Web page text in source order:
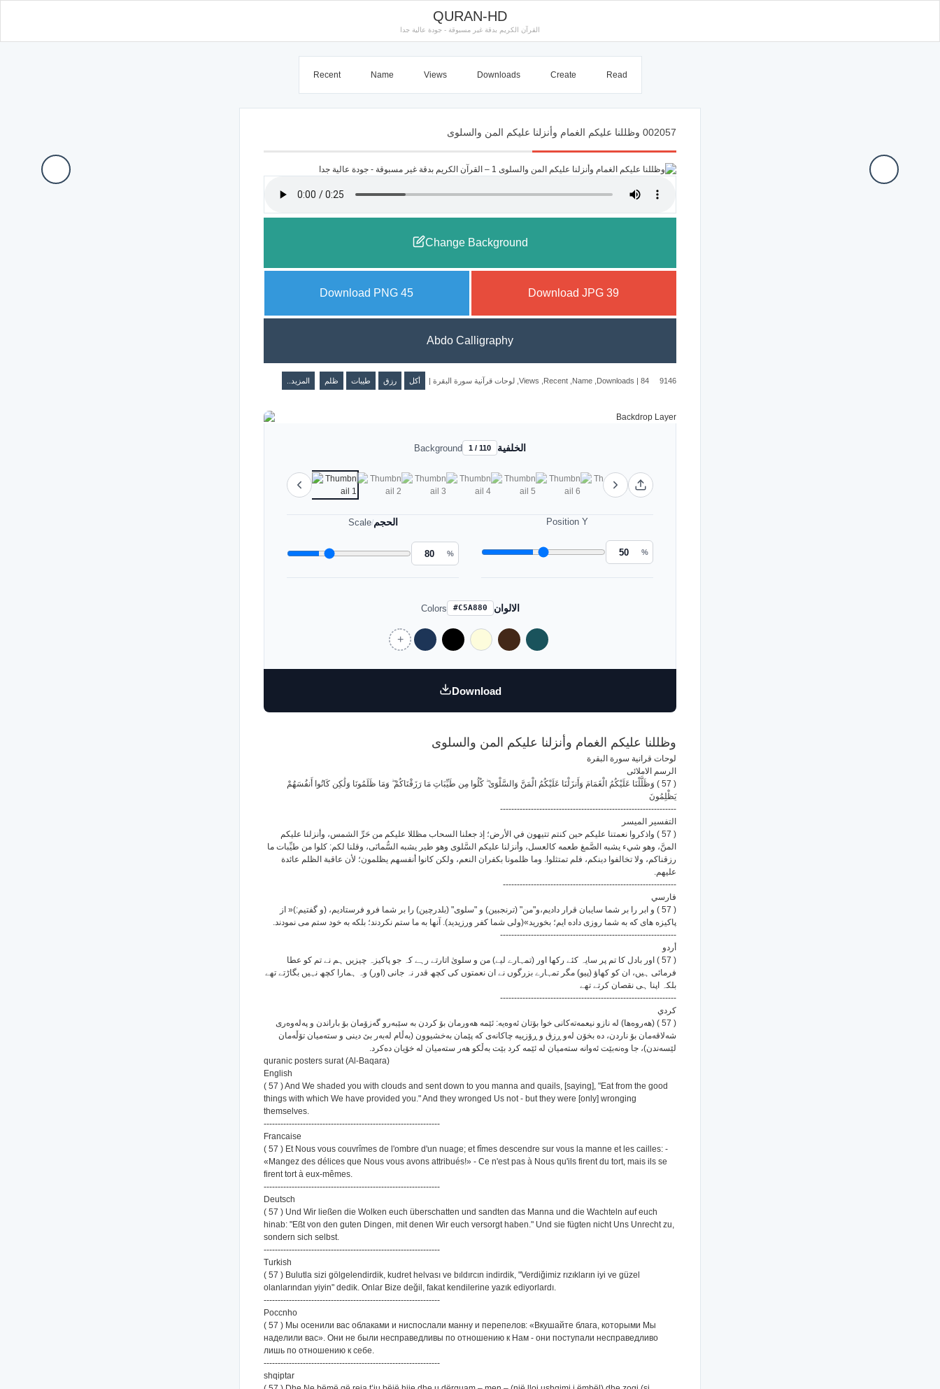
QURAN-HD
القرآن الكريم بدقة غير مسبوقة - جودة عالية جدا
Recent Name Views Downloads Create Read
002057 وظللنا عليكم الغمام وأنزلنا عليكم المن والسلوى
Change Background
Download JPG 39
Download PNG 45
Abdo Calligraphy
9146
|
Downloads
Name
Recent
Views لوحات قرآنية سورة البقرة | أكل رزق طيبات ظلم المزيد..
Background 1 / 110 الخلفية
Scale/الحجم
%
Position Y
%
Colors #C5A880 الالوان
Download
وظللنا عليكم الغمام وأنزلنا عليكم المن والسلوى
لوحات قرانية سورة البقرة
الرسم الاملائى
( 57 ) وَظَلَّلْنَا عَلَيْكُمُ الْغَمَامَ وَأَنزَلْنَا عَلَيْكُمُ الْمَنَّ وَالسَّلْوَىٰ ۖ كُلُوا مِن طَيِّبَاتِ مَا رَزَقْنَاكُمْ ۖ وَمَا ظَلَمُونَا وَلَٰكِن كَانُوا أَنفُسَهُمْ
يَظْلِمُونَ
---------------------------------------------------------------
التفسير الميسر
( 57 ) واذكروا نعمتنا عليكم حين كنتم تتيهون في الأرض؛ إذ جعلنا السحاب مظللا عليكم من حَرِّ الشمس، وأنزلنا عليكم
المنَّ، وهو شيء يشبه الصَّمغ طعمه كالعسل، وأنزلنا عليكم السَّلوى وهو طير يشبه السُّمانَى، وقلنا لكم: كلوا من طيِّبات ما
رزقناكم، ولا تخالفوا دينكم، فلم تمتثلوا. وما ظلمونا بكفران النعم، ولكن كانوا أنفسهم يظلمون؛ لأن عاقبة الظلم عائدة
عليهم.
--------------------------------------------------------------
فارسي
( 57 ) و ابر را بر شما سایبان قرار دادیم،و"من" (ترنجبین) و "سلوی" (بلدرچین) را بر شما فرو فرستادیم، (و گفتیم:)« از
پاکیزه های که به شما روزی داده ایم؛ بخورید»(ولی شما کفر ورزیدید). آنها به ما ستم نکردند؛ بلکه به خود ستم می نمودند.
---------------------------------------------------------------
أردو
( 57 ) اور بادل کا تم پر سایہ کئے رکھا اور (تمہارے لیے) من و سلویٰ اتارتے رہے کہ جو پاکیزہ چیزیں ہم نے تم کو عطا
فرمائی ہیں، ان کو کھاؤ (پیو) مگر تمہارے بزرگوں نے ان نعمتوں کی کچھ قدر نہ جانی (اور) وہ ہمارا کچھ نہیں بگاڑتے تھے
بلکہ اپنا ہی نقصان کرتے تھے
---------------------------------------------------------------
كردي
( 57 ) (هه‌روه‌ها) له نازو نیعمه‌ته‌كانی خوا بۆتان ئه‌وه‌یه‌: ئێمه هه‌ورمان بۆ كردن به سێبه‌رو گه‌زۆمان بۆ باراندن و په‌له‌وه‌ری
شه‌لاقه‌مان بۆ ناردن، ده بخۆن له‌و ڕزق و ڕۆزییه چاكانه‌ی كه پێمان به‌خشیوون (به‌ڵام له‌به‌ر بێ دینی و سته‌میان تۆڵه‌مان
لێسه‌ندن)، جا وه‌نه‌بێت ئه‌وانه سته‌میان له ئێمه كرد بێت به‌ڵكو هه‌ر سته‌میان له خۆیان ده‌كرد.
quranic posters surat (Al-Baqara)
English
( 57 ) And We shaded you with clouds and sent down to you manna and quails, [saying], "Eat from the good
things with which We have provided you." And they wronged Us not - but they were [only] wronging
themselves.
---------------------------------------------------------------
Francaise
( 57 ) Et Nous vous couvrîmes de l'ombre d'un nuage; et fîmes descendre sur vous la manne et les cailles: -
«Mangez des délices que Nous vous avons attribués!» - Ce n'est pas à Nous qu'ils firent du tort, mais ils se
firent tort à eux-mêmes.
---------------------------------------------------------------
Deutsch
( 57 ) Und Wir ließen die Wolken euch überschatten und sandten das Manna und die Wachteln auf euch
hinab: "Eßt von den guten Dingen, mit denen Wir euch versorgt haben." Und sie fügten nicht Uns Unrecht zu,
sondern sich selbst.
---------------------------------------------------------------
Turkish
( 57 ) Bulutla sizi gölgelendirdik, kudret helvası ve bıldırcın indirdik, "Verdiğimiz rızıkların iyi ve güzel
olanlarından yiyin" dedik. Onlar Bize değil, fakat kendilerine yazık ediyorlardı.
---------------------------------------------------------------
Poccnho
( 57 ) Мы осенили вас облаками и ниспослали манну и перепелов: «Вкушайте блага, которыми Мы
наделили вас». Они не были несправедливы по отношению к Нам - они поступали несправедливо
лишь по отношению к себе.
---------------------------------------------------------------
shqiptar